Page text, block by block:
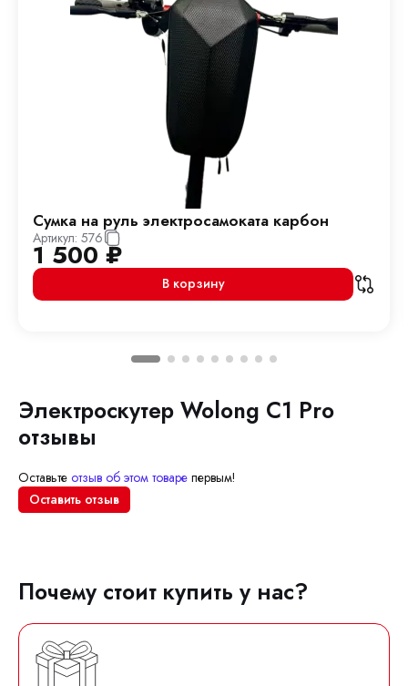
Сумка на руль электросамоката карбон
Артикул: 576
1 500₽
В корзину
Электроскутер Wolong C1 Pro
отзывы
Оставьте отзыв об этом товаре первым!
Оставить отзыв
Почему стоит купить у нас?